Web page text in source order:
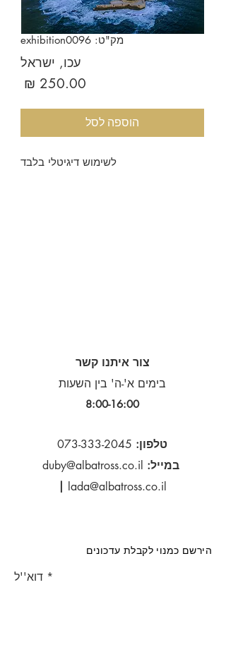
מק"ט: exhibition0096
עכו, ישראל
הוספה לסל
לשימוש דיגיטלי בלבד
צור איתנו קשר
בימים א'-ה' בין השעות
8:00-16:00​
טלפון: 073-333-2045
במייל: duby@albatross.co.il
| lada@albatross.co.il
הירשם כמנוי לקבלת עדכונים
דוא''ל